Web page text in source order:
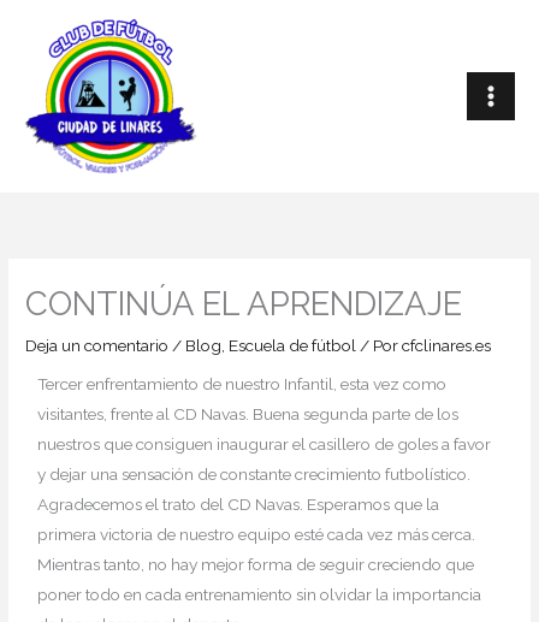
contenido
CONTINÚA EL APRENDIZAJE
Deja un comentario / Blog Escuela de fútbol / Porcfclinares.es
Tercer enfrentamiento de nuestro Infantil, esta vez como
visitantes, frente al CD Navas. Buena segunda parte de los
nuestros que consiguen inaugurar el casillero de goles a favor
y dejar una sensación de constante crecimiento futbolístico.
Agradecemos el trato del CD Navas. Esperamos que la
primera victoria de nuestro equipo esté cada vez más cerca.
Mientras tanto, no hay mejor forma de seguir creciendo que
poner todo en cada entrenamiento sin olvidar la importancia